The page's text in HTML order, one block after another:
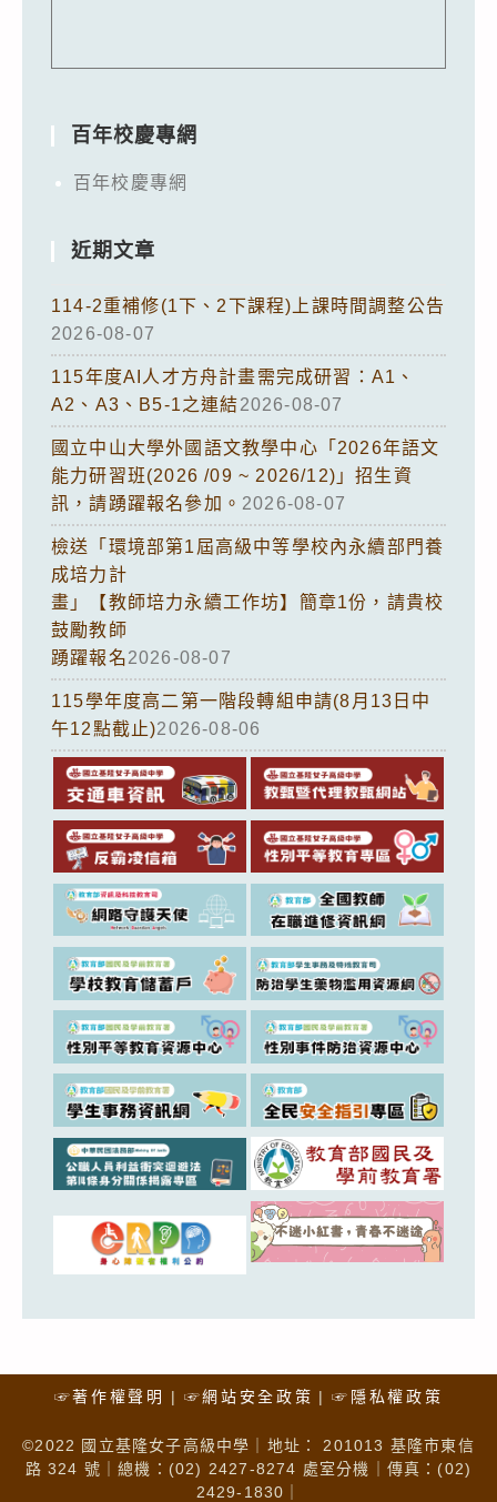
百年校慶專網
百年校慶專網
近期文章
114-2重補修(1下、2下課程)上課時間調整公告
2026-08-07
115年度AI人才方舟計畫需完成研習：A1、
A2、A3、B5-1之連結2026-08-07
國立中山大學外國語文教學中心「2026年語文
能力研習班(2026 /09 ~ 2026/12)」招生資
訊，請踴躍報名參加。 2026-08-07
檢送「環境部第1屆高級中等學校內永續部門養
成培力計
畫」【教師培力永續工作坊】簡章1份，請貴校
鼓勵教師
踴躍報名2026-08-07
115學年度高二第一階段轉組申請(8月13日中
午12點截止)2026-08-06
☞著作權聲明 ☞網站安全政策 ☞隱私權政策
©2022 國立基隆女子高級中學｜地址： 201013 基隆市東信
路 324 號｜總機：(02) 2427-8274 處室分機｜傳真：(02)
2429-1830｜